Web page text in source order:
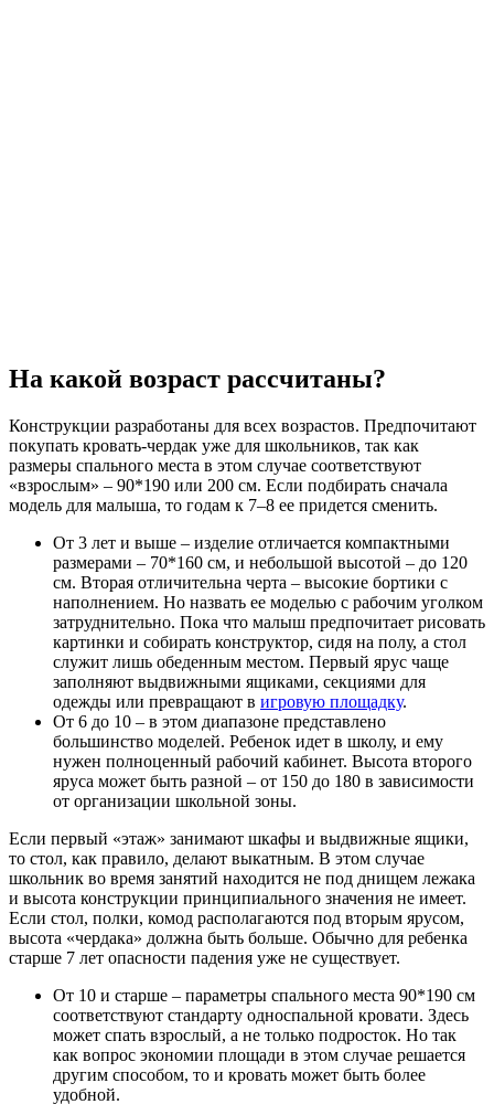
На какой возраст рассчитаны?
Конструкции разработаны для всех возрастов. Предпочитают
покупать кровать-чердак уже для школьников, так как
размеры спального места в этом случае соответствуют
«взрослым» – 90*190 или 200 см. Если подбирать сначала
модель для малыша, то годам к 7–8 ее придется сменить.
От 3 лет и выше – изделие отличается компактными
размерами – 70*160 см, и небольшой высотой – до 120
см. Вторая отличительна черта – высокие бортики с
наполнением. Но назвать ее моделью с рабочим уголком
затруднительно. Пока что малыш предпочитает рисовать
картинки и собирать конструктор, сидя на полу, а стол
служит лишь обеденным местом. Первый ярус чаще
заполняют выдвижными ящиками, секциями для
одежды или превращают в игровую площадку.
От 6 до 10 – в этом диапазоне представлено
большинство моделей. Ребенок идет в школу, и ему
нужен полноценный рабочий кабинет. Высота второго
яруса может быть разной – от 150 до 180 в зависимости
от организации школьной зоны.
Если первый «этаж» занимают шкафы и выдвижные ящики,
то стол, как правило, делают выкатным. В этом случае
школьник во время занятий находится не под днищем лежака
и высота конструкции принципиального значения не имеет.
Если стол, полки, комод располагаются под вторым ярусом,
высота «чердака» должна быть больше. Обычно для ребенка
старше 7 лет опасности падения уже не существует.
От 10 и старше – параметры спального места 90*190 см
соответствуют стандарту односпальной кровати. Здесь
может спать взрослый, а не только подросток. Но так
как вопрос экономии площади в этом случае решается
другим способом, то и кровать может быть более
удобной.